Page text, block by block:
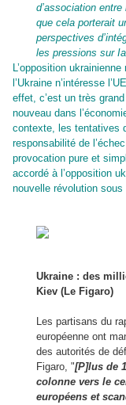
d’association entre
que cela porterait
perspectives
les pressions sur
L’opposition
l’Ukraine n’intéresse
effet, c’est un très
nouveau dans
contexte, les tentatives
responsabilité de
provocation pure et
accordé à l’opposition
nouvelle révolution sous
Ukraine : des
Kiev (Le Figaro)
Les partisans du
européenne ont
des autorités de
Figaro, "[P]lus de
colonne vers le
européens et